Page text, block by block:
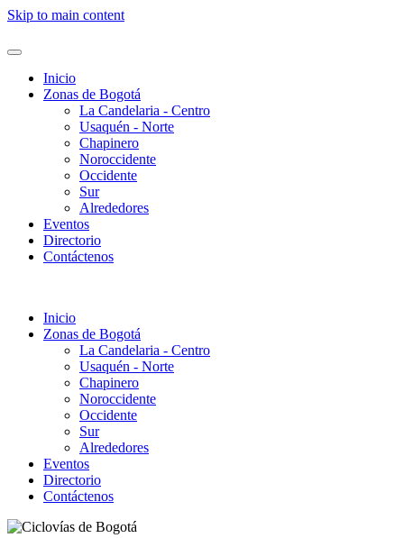
Skip to main content
Inicio
Zonas de Bogotá
La Candelaria - Centro
Usaquén - Norte
Chapinero
Noroccidente
Occidente
Sur
Alrededores
Eventos
Directorio
Contáctenos
Inicio
Zonas de Bogotá
La Candelaria - Centro
Usaquén - Norte
Chapinero
Noroccidente
Occidente
Sur
Alrededores
Eventos
Directorio
Contáctenos